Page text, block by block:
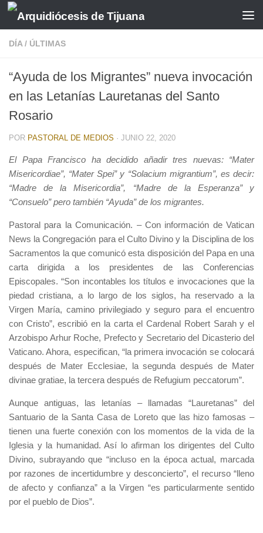
Saltar al contenido
DÍA / ÚLTIMAS
“Ayuda de los Migrantes” nueva invocación
en las Letanías Lauretanas del Santo
Rosario
POR PASTORAL DE MEDIOS · JUNIO 22, 2020
El Papa Francisco ha decidido añadir tres nuevas: “Mater
Misericordiae”, “Mater Spei” y “Solacium migrantium”, es decir:
“Madre de la Misericordia”, “Madre de la Esperanza” y
“Consuelo” pero también “Ayuda” de los migrantes.
Pastoral para la Comunicación. – Con información de Vatican
News la Congregación para el Culto Divino y la Disciplina de los
Sacramentos la que comunicó esta disposición del Papa en una
carta dirigida a los presidentes de las Conferencias
Episcopales. “Son incontables los títulos e invocaciones que la
piedad cristiana, a lo largo de los siglos, ha reservado a la
Virgen María, camino privilegiado y seguro para el encuentro
con Cristo”, escribió en la carta el Cardenal Robert Sarah y el
Arzobispo Arhur Roche, Prefecto y Secretario del Dicasterio del
Vaticano. Ahora, especifican, “la primera invocación se colocará
después de Mater Ecclesiae, la segunda después de Mater
divinae gratiae, la tercera después de Refugium peccatorum”.
Aunque antiguas, las letanías – llamadas “Lauretanas” del
Santuario de la Santa Casa de Loreto que las hizo famosas –
tienen una fuerte conexión con los momentos de la vida de la
Iglesia y la humanidad. Así lo afirman los dirigentes del Culto
Divino, subrayando que “incluso en la época actual, marcada
por razones de incertidumbre y desconcierto”, el recurso “lleno
de afecto y confianza” a la Virgen “es particularmente sentido
por el pueblo de Dios”.